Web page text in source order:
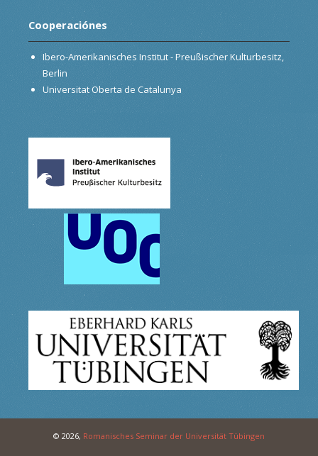
Cooperaciónes
Ibero-Amerikanisches Institut - Preußischer Kulturbesitz,
Berlin
Universitat Oberta de Catalunya
© 2026, Romanisches Seminar der Universität Tübingen